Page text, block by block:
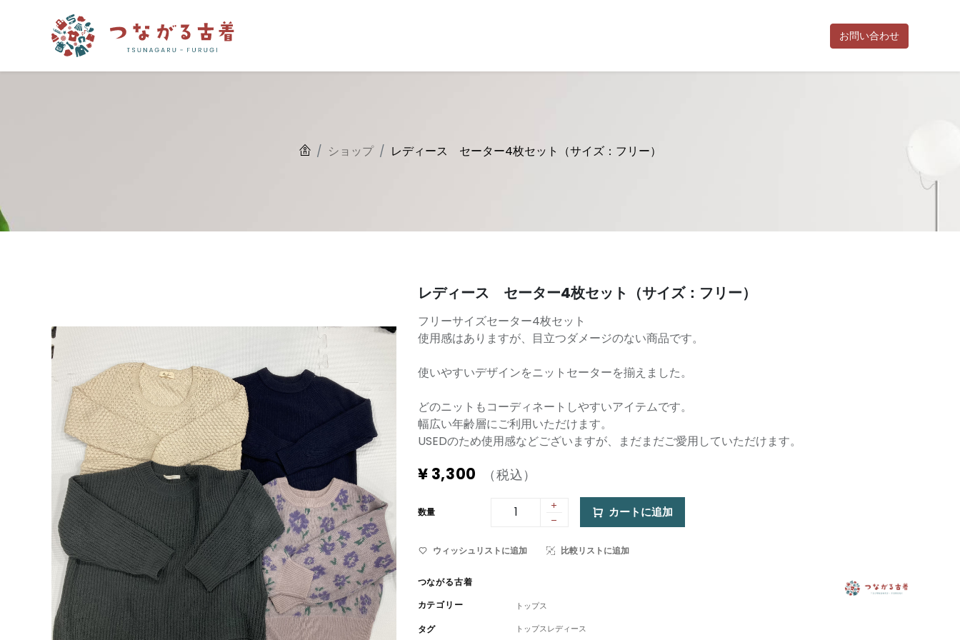
利用規約 ポイント規約
お問い合わせ
ショップ レディース セーター4枚セット（サイズ：フリー）
レディース セーター4枚セット（サイズ：フリー）
フリーサイズセーター4枚セット
使用感はありますが、目立つダメージのない商品です。
使いやすいデザインをニットセーターを揃えました。
どのニットもコーディネートしやすいアイテムです。
幅広い年齢層にご利用いただけます。
USEDのため使用感などございますが、まだまだご愛用していただけます。
¥ 3,300 （税込）
数量 カートに追加
比較リストに追加
ウィッシュリストに追加
つながる古着
カテゴリー
トップス
タグ トップスレディース